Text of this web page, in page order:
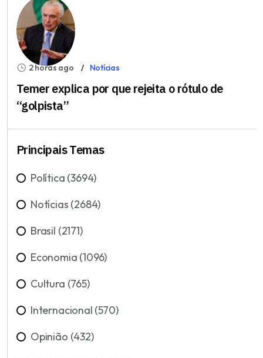
2 horas ago Notícias
Temer explica por que rejeita o rótulo de
“golpista”
Principais Temas
Política (3694)
Notícias (2684)
Brasil (2171)
Economia (1096)
Cultura (765)
Internacional (570)
Opinião (432)